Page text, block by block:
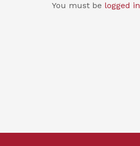
You must be logged in